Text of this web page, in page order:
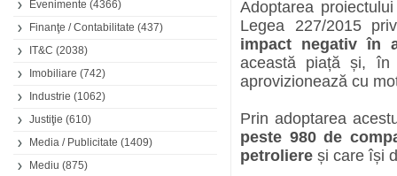
Evenimente (4366)
Finanţe / Contabilitate (437)
IT&C (2038)
Imobiliare (742)
Industrie (1062)
Justiţie (610)
Media / Publicitate (1409)
Mediu (875)
Adoptarea
Legea 227/2015
impact negativ în
această piață și, în
aprovizionează cu
Prin adoptarea
peste 980 de
petroliere și care își